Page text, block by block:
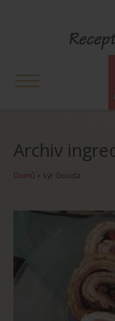
Archiv
Domů » sýr Gouda